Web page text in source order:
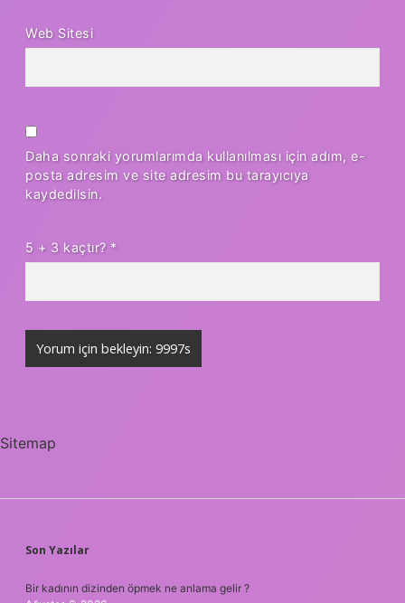
Web Sitesi
Daha sonraki yorumlarımda kullanılması için adım, e-
posta adresim ve site adresim bu tarayıcıya
kaydedilsin.
5 + 3 kaçtır? *
Sitemap
SIDEBAR
Son Yazılar
Bir kadının dizinden öpmek ne anlama gelir ?